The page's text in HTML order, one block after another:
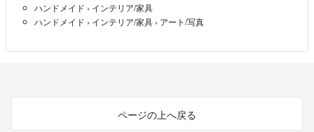
ハンドメイド › インテリア/家具
ハンドメイド › インテリア/家具 › アート/写真
ページの上へ戻る